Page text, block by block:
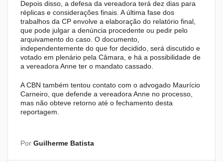
Depois disso, a defesa da vereadora terá dez dias para
réplicas e considerações finais. A última fase dos
trabalhos da CP envolve a elaboração do relatório final,
que pode julgar a denúncia procedente ou pedir pelo
arquivamento do caso. O documento,
independentemente do que for decidido, será discutido e
votado em plenário pela Câmara, e há a possibilidade de
a vereadora Anne ter o mandato cassado.
A CBN também tentou contato com o advogado Maurício
Carneiro, que defende a vereadora Anne no processo,
mas não obteve retorno até o fechamento desta
reportagem.
Por Guilherme Batista